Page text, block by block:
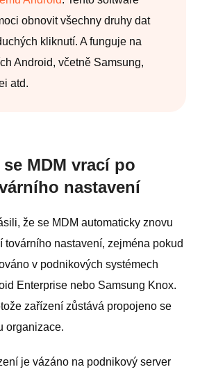
obnovit všechny druhy dat
kliknutí. A funguje na
Android, včetně Samsung,
atd.
MDM vrací po
nastavení
že se MDM automaticky znovu
továrního nastavení, zejména pokud
v podnikových systémech
Enterprise nebo Samsung Knox.
zařízení zůstává propojeno se
organizace.
je vázáno na podnikový server